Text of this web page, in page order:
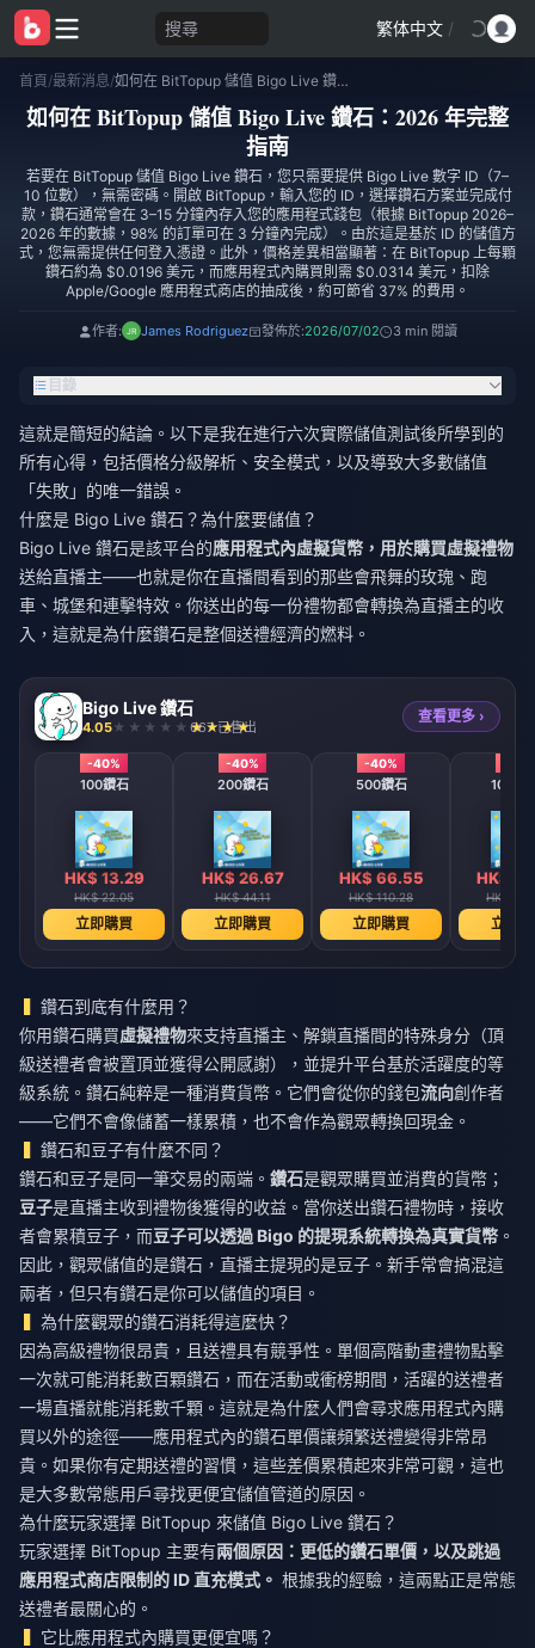
搜尋 繁体中文 /
首頁/最新消息/ 如何在 BitTopup 儲值 Bigo Live 鑽石：2026 年完整指南
如何在 BitTopup 儲值 Bigo Live 鑽石：2026 年完整
指南
若要在 BitTopup 儲值 Bigo Live 鑽石，您只需要提供 Bigo Live 數字 ID（7–
10 位數），無需密碼。開啟 BitTopup，輸入您的 ID，選擇鑽石方案並完成付
款，鑽石通常會在 3–15 分鐘內存入您的應用程式錢包（根據 BitTopup 2026–
2026 年的數據，98% 的訂單可在 3 分鐘內完成）。由於這是基於 ID 的儲值方
式，您無需提供任何登入憑證。此外，價格差異相當顯著：在 BitTopup 上每顆
鑽石約為 $0.0196 美元，而應用程式內購買則需 $0.0314 美元，扣除
Apple/Google 應用程式商店的抽成後，約可節省 37% 的費用。
作者: James Rodriguez 發佈於:2026/07/02 3 min 閱讀
目錄
這就是簡短的結論。以下是我在進行六次實際儲值測試後所學到的
所有心得，包括價格分級解析、安全模式，以及導致大多數儲值
「失敗」的唯一錯誤。
什麼是 Bigo Live 鑽石？為什麼要儲值？
Bigo Live 鑽石是該平台的應用程式內虛擬貨幣，用於購買虛擬禮物
送給直播主——也就是你在直播間看到的那些會飛舞的玫瑰、跑
車、城堡和連擊特效。你送出的每一份禮物都會轉換為直播主的收
入，這就是為什麼鑽石是整個送禮經濟的燃料。
Bigo Live 鑽石
4.05 667 已售出
查看更多 ›
-40%
100鑽石
HK$ 13.29
HK$ 22.05
立即購買
-40%
200鑽石
HK$ 26.67
HK$ 44.11
立即購買
-40%
500鑽石
HK$ 66.55
HK$ 110.28
立即購買
1000
HK$
HK$
立即
鑽石到底有什麼用？
你用鑽石購買虛擬禮物來支持直播主、解鎖直播間的特殊身分（頂
級送禮者會被置頂並獲得公開感謝），並提升平台基於活躍度的等
級系統。鑽石純粹是一種消費貨幣。它們會從你的錢包流向創作者
——它們不會像儲蓄一樣累積，也不會作為觀眾轉換回現金。
鑽石和豆子有什麼不同？
鑽石和豆子是同一筆交易的兩端。 鑽石是觀眾購買並消費的貨幣；
豆子是直播主收到禮物後獲得的收益。當你送出鑽石禮物時，接收
者會累積豆子，而豆子可以透過 Bigo 的提現系統轉換為真實貨幣 。
因此，觀眾儲值的是鑽石，直播主提現的是豆子。新手常會搞混這
兩者，但只有鑽石是你可以儲值的項目。
為什麼觀眾的鑽石消耗得這麼快？
因為高級禮物很昂貴，且送禮具有競爭性。單個高階動畫禮物點擊
一次就可能消耗數百顆鑽石，而在活動或衝榜期間，活躍的送禮者
一場直播就能消耗數千顆。這就是為什麼人們會尋求應用程式內購
買以外的途徑——應用程式內的鑽石單價讓頻繁送禮變得非常昂
貴。如果你有定期送禮的習慣，這些差價累積起來非常可觀，這也
是大多數常態用戶尋找更便宜儲值管道的原因。
為什麼玩家選擇 BitTopup 來儲值 Bigo Live 鑽石？
玩家選擇 BitTopup 主要有兩個原因：更低的鑽石單價，以及跳過
應用程式商店限制的 ID 直充模式。 根據我的經驗，這兩點正是常態
送禮者最關心的。
它比應用程式內購買更便宜嗎？